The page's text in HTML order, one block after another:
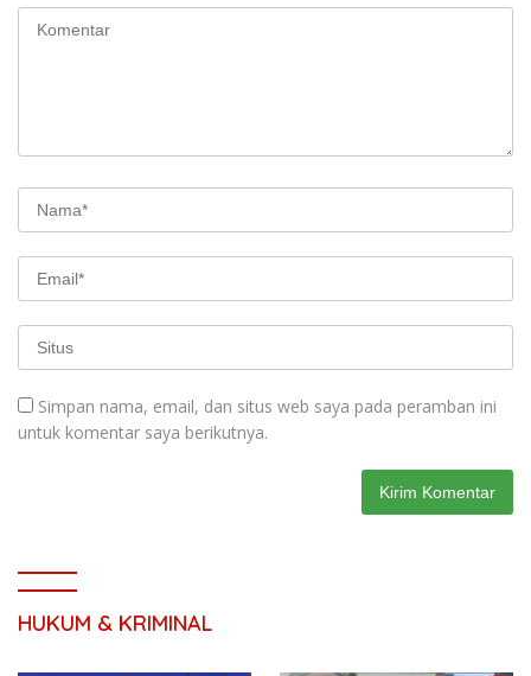
Simpan nama, email, dan situs web saya pada peramban ini
untuk komentar saya berikutnya.
HUKUM & KRIMINAL